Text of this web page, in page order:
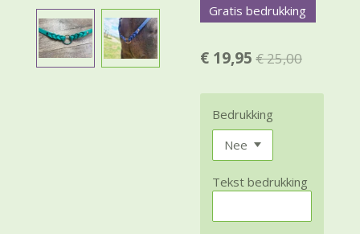
Gratis bedrukking
€ 19,95 € 25,00
Bedrukking
Tekst bedrukking